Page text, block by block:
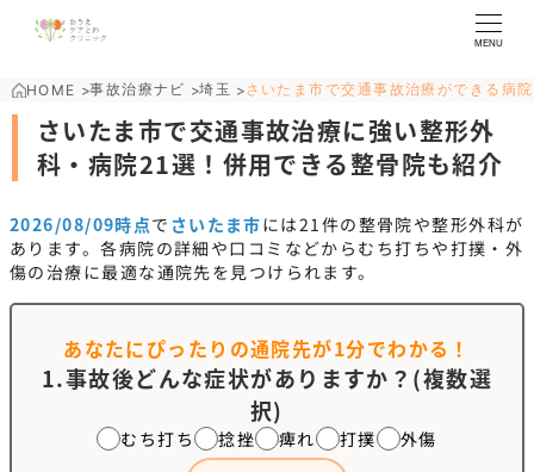
MENU
HOME >事故治療ナビ >埼玉 >さいたま市で交通事故治療ができる病
さいたま市で交通事故治療に強い整形外
科・病院21選！併用できる整骨院も紹介
2026/08/09時点で さいたま市には21件の整骨院や整形外科が
あります。各病院の詳細や口コミなどからむち打ちや打撲・外
傷の治療に最適な通院先を見つけられます。
あなたにぴったりの通院先が1分でわかる！
1.事故後どんな症状がありますか？(複数選
択)
むち打ち 捻挫 痺れ 打撲 外傷